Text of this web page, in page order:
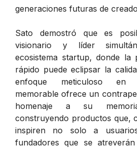
generaciones futuras de
Sato demostró que es
visionario y líder
ecosistema startup, donde
rápido puede eclipsar la
enfoque meticuloso en
memorable ofrece un
homenaje a su
construyendo productos que,
inspiren no solo a
fundadores que se